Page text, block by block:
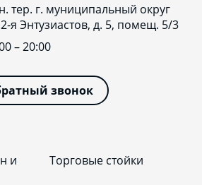
и
Торговые стойки
тер. г. муниципальный округ
я Энтузиастов, д. 5, помещ. 5/3
– 20:00
звонок